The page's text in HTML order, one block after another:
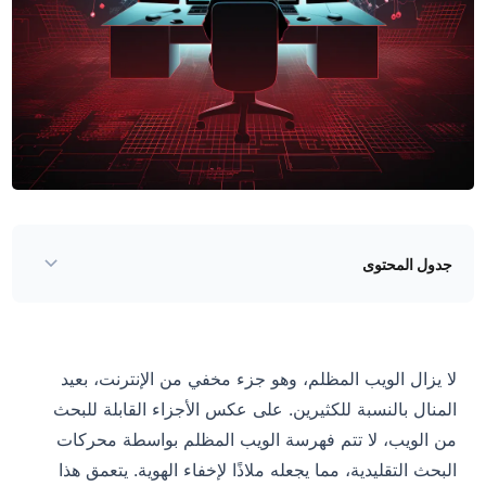
جدول المحتوى
الخدمات المقدمة
المشرفون
لا يزال الويب المظلم، وهو جزء مخفي من الإنترنت، بعيد
المنال بالنسبة للكثيرين. على عكس الأجزاء القابلة للبحث
من الويب، لا تتم فهرسة الويب المظلم بواسطة محركات
البحث التقليدية، مما يجعله ملاذًا لإخفاء الهوية. يتعمق هذا